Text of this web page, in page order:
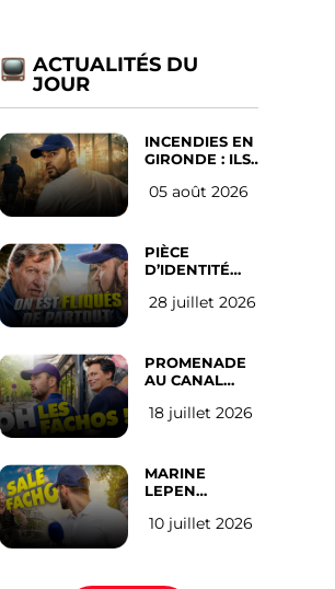
ACTUALITÉS DU
JOUR
INCENDIES EN
GIRONDE : ILS
D’ABANDONNER
05 août 2026
PIÈCE
D’IDENTITÉ
SUR LES
l’avis des
Français
28 juillet 2026
PROMENADE
AU CANAL
(les gauchistes
18 juillet 2026
MARINE
LEPEN
EN 2027 : l’avis
10 juillet 2026